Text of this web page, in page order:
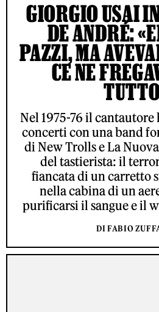
GIORGIO USAI
DE ANDRÉ:
PAZZI, MA
CE NE
Nel 1975-76 il
concerti con una band
di New Trolls e La
del tastierista: il
fiancata di un carretto
nella cabina di un
purificarsi il sangue e il
DI FABIO